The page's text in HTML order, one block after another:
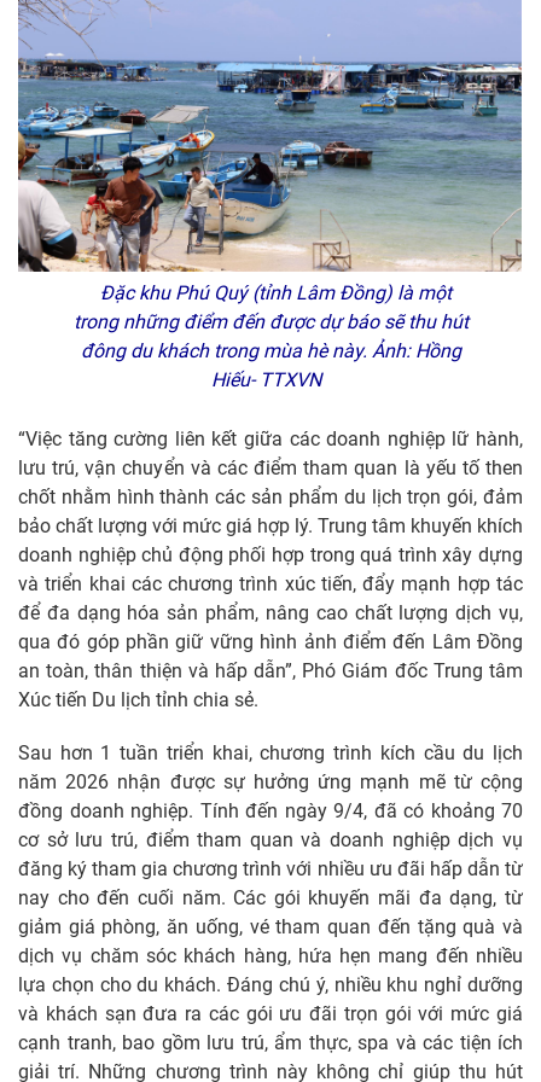
Đặc khu Phú Quý (tỉnh Lâm Đồng) là một
trong những điểm đến được dự báo sẽ thu hút
đông du khách trong mùa hè này. Ảnh: Hồng
Hiếu- TTXVN
“Việc tăng cường liên kết giữa các doanh nghiệp lữ hành,
lưu trú, vận chuyển và các điểm tham quan là yếu tố then
chốt nhằm hình thành các sản phẩm du lịch trọn gói, đảm
bảo chất lượng với mức giá hợp lý. Trung tâm khuyến khích
doanh nghiệp chủ động phối hợp trong quá trình xây dựng
và triển khai các chương trình xúc tiến, đẩy mạnh hợp tác
để đa dạng hóa sản phẩm, nâng cao chất lượng dịch vụ,
qua đó góp phần giữ vững hình ảnh điểm đến Lâm Đồng
an toàn, thân thiện và hấp dẫn”, Phó Giám đốc Trung tâm
Xúc tiến Du lịch tỉnh chia sẻ.
Sau hơn 1 tuần triển khai, chương trình kích cầu du lịch
năm 2026 nhận được sự hưởng ứng mạnh mẽ từ cộng
đồng doanh nghiệp. Tính đến ngày 9/4, đã có khoảng 70
cơ sở lưu trú, điểm tham quan và doanh nghiệp dịch vụ
đăng ký tham gia chương trình với nhiều ưu đãi hấp dẫn từ
nay cho đến cuối năm. Các gói khuyến mãi đa dạng, từ
giảm giá phòng, ăn uống, vé tham quan đến tặng quà và
dịch vụ chăm sóc khách hàng, hứa hẹn mang đến nhiều
lựa chọn cho du khách. Đáng chú ý, nhiều khu nghỉ dưỡng
và khách sạn đưa ra các gói ưu đãi trọn gói với mức giá
cạnh tranh, bao gồm lưu trú, ẩm thực, spa và các tiện ích
giải trí. Những chương trình này không chỉ giúp thu hút